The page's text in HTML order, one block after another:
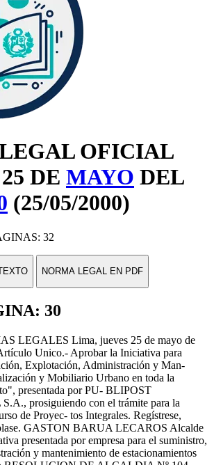
OFICIAL
DE MAYO DEL
(25/05/2000)
32
NORMA LEGAL EN PDF
30
LEGALES Lima, jueves 25 de mayo de
Unico.- Aprobar la Iniciativa para
Explotación, Administración y Man-
y Mobiliario Urbano en toda la
presentada por PU- BLIPOST
prosiguiendo con el trámite para la
de Proyec- tos Integrales. Regístrese,
GASTON BARUA LECAROS Alcalde
presentada por empresa para el suministro,
y mantenimiento de estacionamientos